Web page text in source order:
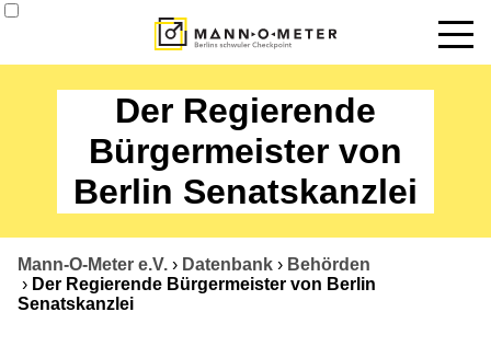
Termine
Angebote
Über uns
Datenbank
Der Regierende
Bürgermeister von
Berlin Senatskanzlei
Mann-O-Meter e.V. › Datenbank › Behörden
› Der Regierende Bürgermeister von Berlin
Senatskanzlei